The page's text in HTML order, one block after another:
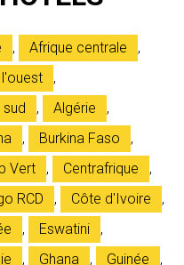
, Afrique centrale
,
,
, Algérie
,
, Burkina Faso
,
Vert , Centrafrique
,
RCD , Côte d'Ivoire
,
, Eswatini
,
, Ghana , Guinée
,